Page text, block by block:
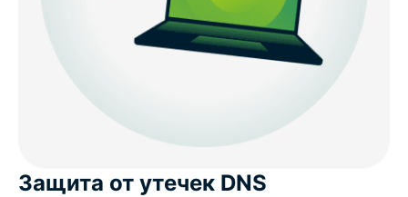
Защита от утечек DNS